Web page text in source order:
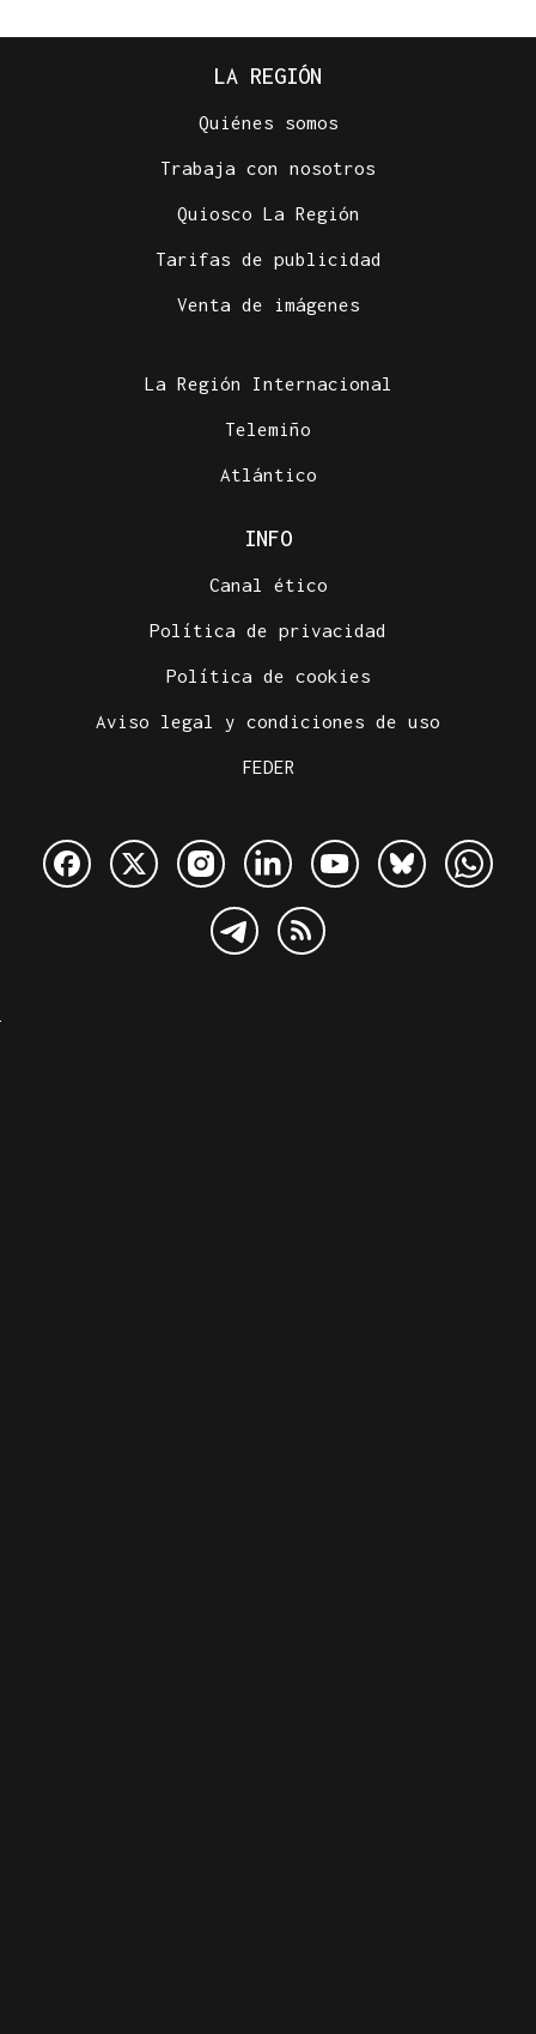
LA REGIÓN
Quiénes somos
Trabaja con nosotros
Quiosco La Región
Tarifas de publicidad
Venta de imágenes
La Región Internacional
Telemiño
Atlántico
INFO
Canal ético
Política de privacidad
Política de cookies
Aviso legal y condiciones de uso
FEDER